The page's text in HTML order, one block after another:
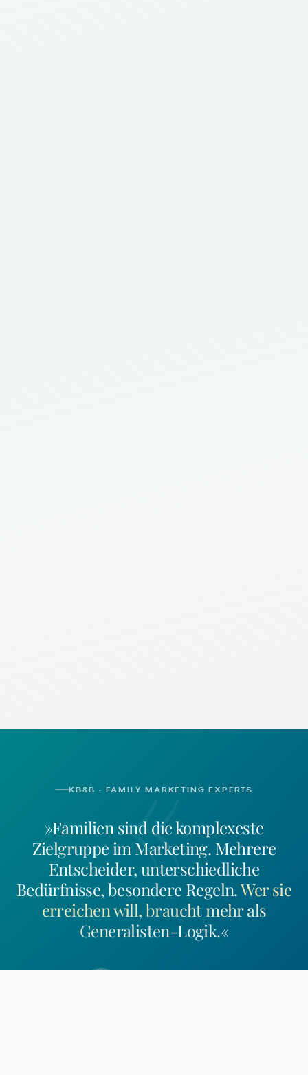
«
KB&B · FAMILY MARKETING EXPERTS
»Familien sind die komplexeste
Zielgruppe im Marketing. Mehrere
Entscheider, unterschiedliche
Bedürfnisse, besondere Regeln.Wer sie
erreichen will, braucht mehr als
Generalisten-Logik.«